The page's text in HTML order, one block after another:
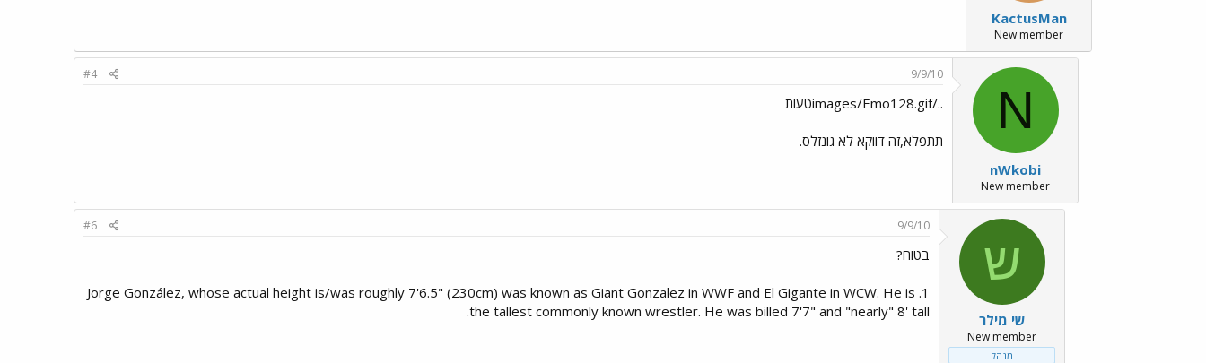
KactusMan
New member
N
nWkobi
New member
9/9/10
#4
../images/Emo128.gifטעות
תתפלא,זה דווקא לא גונזלס.
ש
שי מילר
New member
מנהל
9/9/10
#6
בטוח?
1. Jorge González, whose actual height is/was roughly 7'6.5" (230cm) was known as Giant Gonzalez in WWF and El Gigante in WCW. He is
the tallest commonly known wrestler. He was billed 7'7" and "nearly" 8' tall.